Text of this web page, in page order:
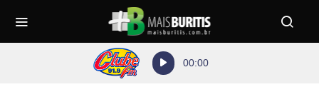
Tocador
de
00:00